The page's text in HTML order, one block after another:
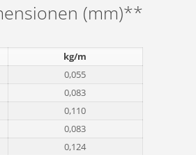
(mm)**
kg/m
0,055
0,083
0,110
0,083
0,124